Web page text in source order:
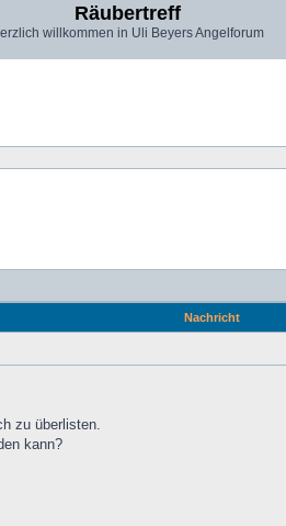
Räubertreff
willkommen in Uli Beyers Angelforum
Nachricht
zu überlisten.
kann?